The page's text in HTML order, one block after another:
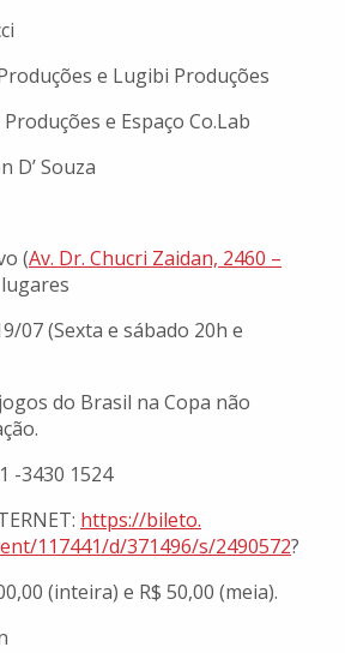
e Lugibi Produções
e Espaço Co.Lab
D’ Souza
(Av. Dr. Chucri Zaidan, 2460 –
07 (Sexta e sábado 20h e
do Brasil na Copa não
-3430 1524
https://bileto.
117441/d/371496/s/2490572?
(inteira) e R$ 50,00 (meia).